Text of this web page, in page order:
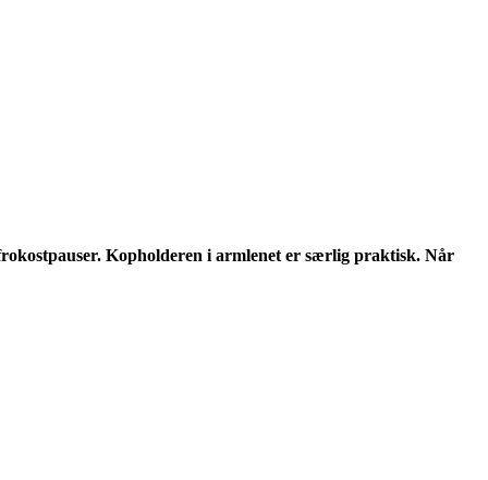
Kopholderen i armlenet er særlig praktisk. Når